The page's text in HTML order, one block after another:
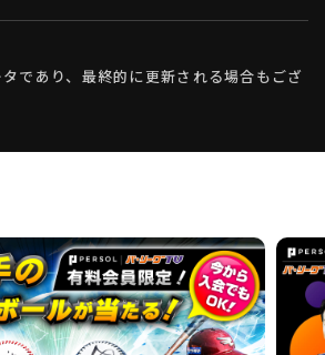
であり、最終的に更新される場合もござ